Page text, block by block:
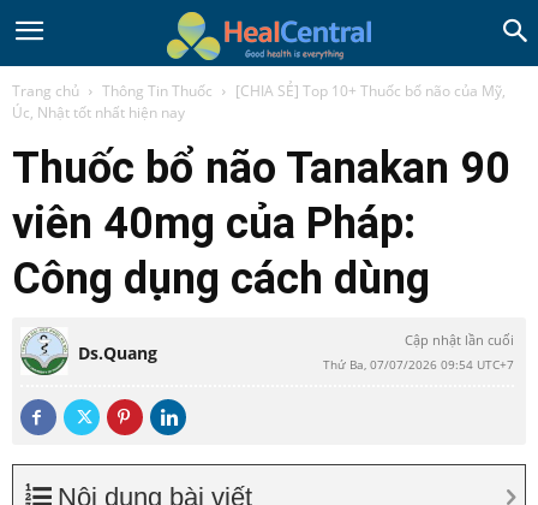
Trang chủ Thông Tin Thuốc
[CHIA SẺ] Top 10+ Thuốc bổ não của Mỹ,
Úc, Nhật tốt nhất hiện nay
Thuốc bổ não Tanakan 90
viên 40mg của Pháp:
Công dụng cách dùng
Ds.Quang
Cập nhật lần cuối
Thứ Ba, 07/07/2026 09:54 UTC+7
Nội dung bài viết